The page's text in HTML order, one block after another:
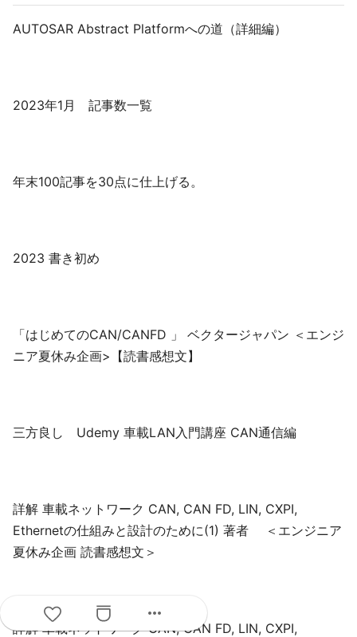
AUTOSAR Abstract Platformへの道（詳細編）
2023年1月 記事数一覧
年末100記事を30点に仕上げる。
2023 書き初め
「はじめてのCAN/CANFD 」 ベクタージャパン ＜エンジ
ニア夏休み企画>【読書感想文】
三方良し Udemy 車載LAN入門講座 CAN通信編
詳解 車載ネットワーク CAN, CAN FD, LIN, CXPI,
Ethernetの仕組みと設計のために(1) 著者 ＜エンジニア
夏休み企画 読書感想文＞
詳解 車載ネットワーク CAN, CAN FD, LIN, CXPI,
more_horiz